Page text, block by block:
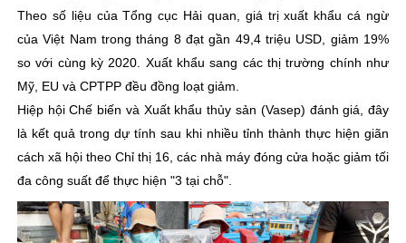
Theo số liệu của Tổng cục Hải quan, giá trị xuất khẩu cá ngừ
của Việt Nam trong tháng 8 đạt gần 49,4 triệu USD, giảm 19%
so với cùng kỳ 2020. Xuất khẩu sang các thị trường chính như
Mỹ, EU và CPTPP đều đồng loạt giảm.
Hiệp hội Chế biến và Xuất khẩu thủy sản (Vasep) đánh giá, đây
là kết quả trong dự tính sau khi nhiều tỉnh thành thực hiện giãn
cách xã hội theo Chỉ thị 16, các nhà máy đóng cửa hoặc giảm tối
đa công suất để thực hiện "3 tại chỗ".